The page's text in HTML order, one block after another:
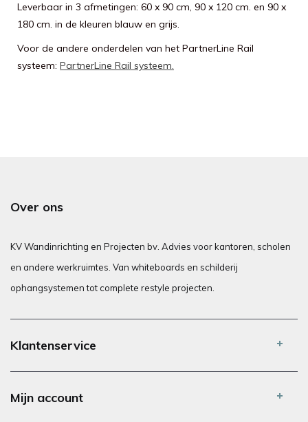
Leverbaar in 3 afmetingen: 60 x 90 cm, 90 x 120 cm. en 90 x
180 cm. in de kleuren blauw en grijs.
Voor de andere onderdelen van het PartnerLine Rail
systeem: PartnerLine Rail systeem.
Over ons
KV Wandinrichting en Projecten bv. Advies voor kantoren, scholen
en andere werkruimtes. Van whiteboards en schilderij
ophangsystemen tot complete restyle projecten.
Klantenservice
Mijn account